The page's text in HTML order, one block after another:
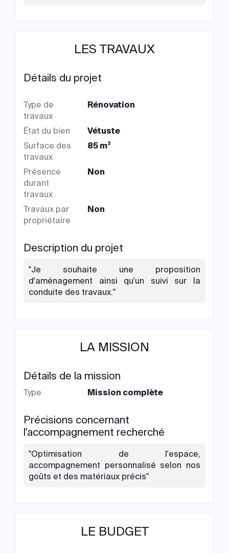
LES TRAVAUX
Détails du projet
Type de
travaux
Rénovation
État du bien
Vétuste
Surface des
travaux
85 m²
Présence
durant
travaux
Non
Travaux par
propriétaire
Non
Description du projet
"Je souhaite une proposition
d'aménagement ainsi qu'un suivi sur la
conduite des travaux."
LA MISSION
Détails de la mission
Type Mission complète
Précisions concernant
l'accompagnement recherché
"Optimisation de l'espace,
accompagnement personnalisé selon nos
goûts et des matériaux précis"
LE BUDGET